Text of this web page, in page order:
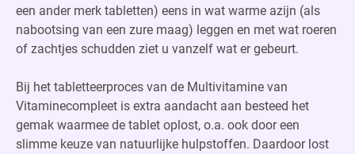
een ander merk tabletten) eens in wat warme azijn (als
nabootsing van een zure maag) leggen en met wat roeren
of zachtjes schudden ziet u vanzelf wat er gebeurt.
Bij het tabletteerproces van de Multivitamine van
Vitaminecompleet is extra aandacht aan besteed het
gemak waarmee de tablet oplost, o.a. ook door een
slimme keuze van natuurlijke hulpstoffen. Daardoor lost